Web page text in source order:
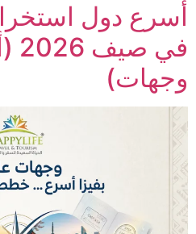
أسرع دول
وجهات)